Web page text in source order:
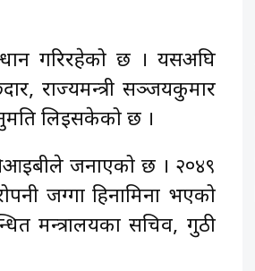
गरिरहेको छ । यसअघि
राज्यमन्त्री सञ्जयकुमार
लिइसकेको छ ।
जनाएको छ । २०४९
जग्गा हिनामिना भएको
मन्त्रालयका सचिव, गुठी